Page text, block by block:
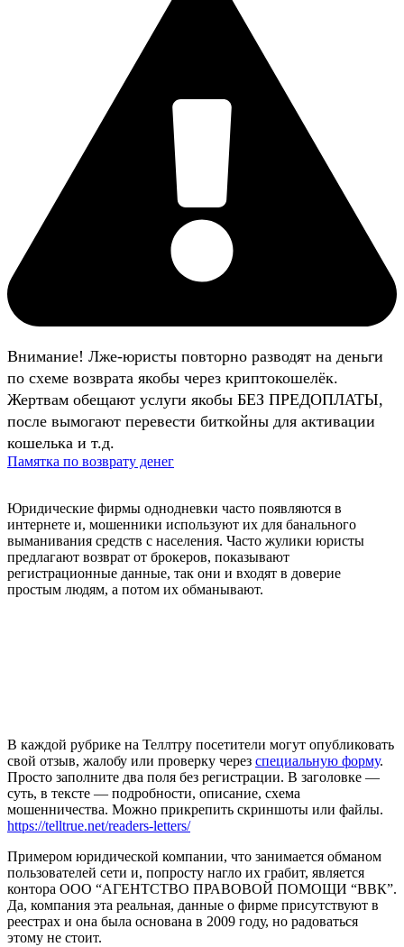
Внимание! Лже-юристы повторно разводят на деньги
по схеме возврата якобы через криптокошелёк.
Жертвам обещают услуги якобы БЕЗ ПРЕДОПЛАТЫ,
после вымогают перевести биткойны для активации
кошелька и т.д.
Памятка по возврату денег
Юридические фирмы однодневки часто появляются в
интернете и, мошенники используют их для банального
выманивания средств с населения. Часто жулики юристы
предлагают возврат от брокеров, показывают
регистрационные данные, так они и входят в доверие
простым людям, а потом их обманывают.
В каждой рубрике на Теллтру посетители могут опубликовать
свой отзыв, жалобу или проверку через специальную форму.
Просто заполните два поля без регистрации. В заголовке —
суть, в тексте — подробности, описание, схема
мошенничества. Можно прикрепить скриншоты или файлы.
https://telltrue.net/readers-letters/
Примером юридической компании, что занимается обманом
пользователей сети и, попросту нагло их грабит, является
контора ООО “АГЕНТСТВО ПРАВОВОЙ ПОМОЩИ “ВВК”.
Да, компания эта реальная, данные о фирме присутствуют в
реестрах и она была основана в 2009 году, но радоваться
этому не стоит.